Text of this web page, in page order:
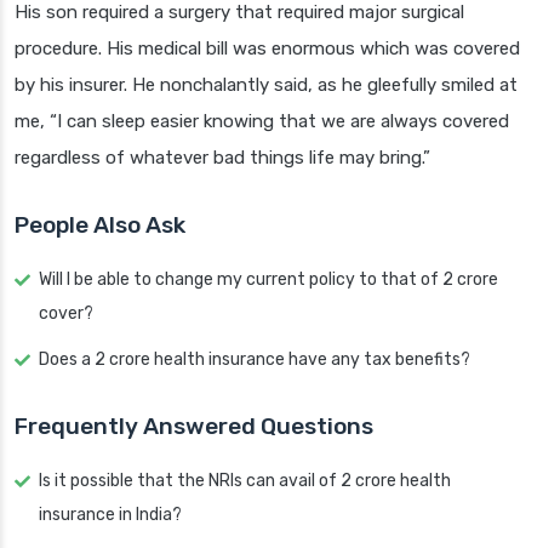
His son required a surgery that required major surgical
procedure. His medical bill was enormous which was covered
by his insurer. He nonchalantly said, as he gleefully smiled at
me, “I can sleep easier knowing that we are always covered
regardless of whatever bad things life may bring.”
People Also Ask
Will I be able to change my current policy to that of 2 crore
cover?
Does a 2 crore health insurance have any tax benefits?
Frequently Answered Questions
Is it possible that the NRIs can avail of 2 crore health
insurance in India?